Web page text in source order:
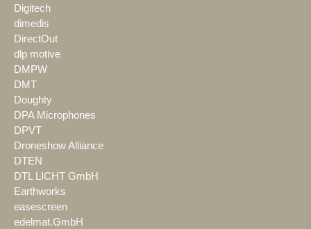
Digitech
dimedis
DirectOut
dlp motive
DMPW
DMT
Doughty
DPA Microphones
DPVT
Droneshow Alliance
DTEN
DTL LICHT GmbH
Earthworks
easescreen
edelmat.GmbH